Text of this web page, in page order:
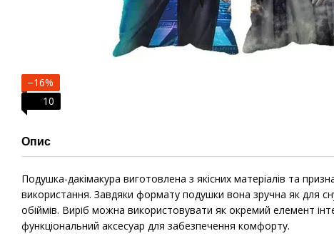
−16%
10
Опис
Подушка-дакімакура виготовлена з якісних матеріалів та
використання. Завдяки формату подушки вона зручна як для
обіймів. Виріб можна використовувати як окремий елемент
функціональний аксесуар для забезпечення комфорту.